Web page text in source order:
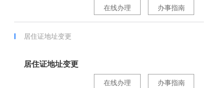
办事指南
在线办理
居住证地址变更
居住证地址变更
办事指南
在线办理